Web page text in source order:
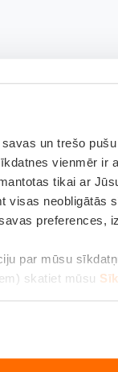
un trešo
vienmēr ir
tikai ar
visas neobligātās
preferences,
par mūsu
skatiet mūsu